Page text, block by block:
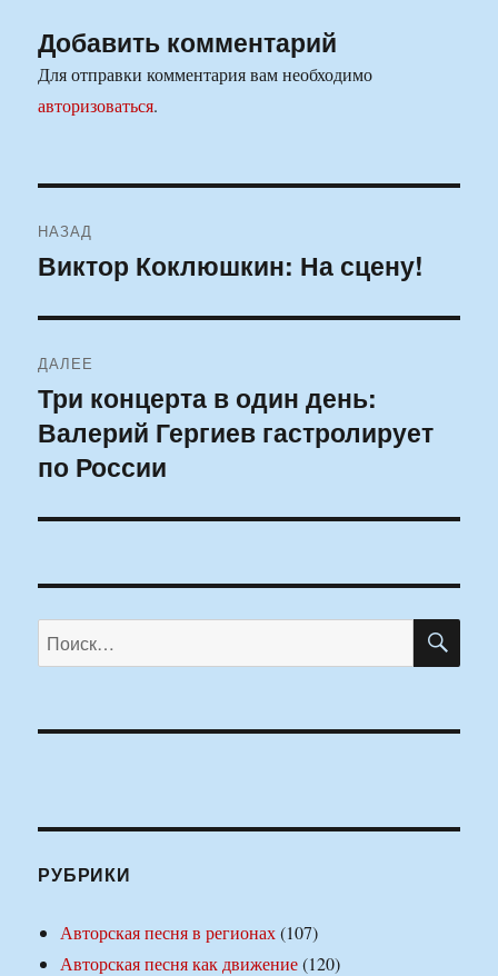
Добавить комментарий
Для отправки комментария вам необходимо
авторизоваться.
по
НАЗАД
Предыдущая
Виктор Коклюшкин: На сцену!
ДАЛЕЕ
Следующая
запись:
Три концерта в один день:
Валерий Гергиев гастролирует
по России
Искать:
РУБРИКИ
Авторская песня в регионах(107)
Авторская песня как движение(120)